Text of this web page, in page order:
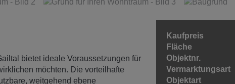
bietet ideale Voraussetzungen für
möchten. Die vorteilhafte
weitgehend ebene
Kaufpreis
Fläche
Objektnr.
Vermarktungsart
Objektart